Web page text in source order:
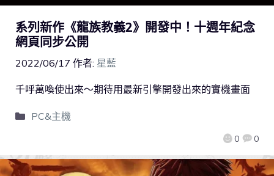
系列新作《龍族教義2》開發中！十週年紀念
網頁同步公開
2022/06/17 作者: 星藍
0 0
千呼萬喚使出來～期待用最新引擎開發出來的實機畫面
PC&主機